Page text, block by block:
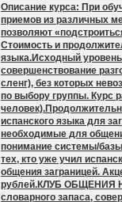
Описание курса: При
приемов из различных
позволяют
Стоимость и
языка.Исходный
совершенствование
сленг), без которых
по выбору группы. Курс
испанского языка для
необходимые для
понимание системы/
тех, кто уже учил
общения заграницей.
рублей.КЛУБ ОБЩЕНИЯ
словарного запаса,